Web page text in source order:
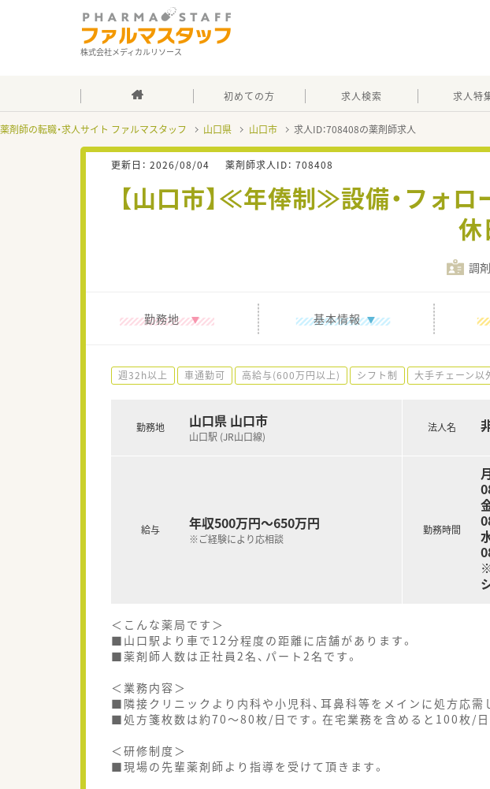
株式会社メディカルリソース
初めての方 求人検索 求人特
薬剤師の転職・求人サイト ファルマスタッフ 山口県 山口市 求人ID：708408の薬剤師求人
更新日： 2026/08/04 薬剤師求人ID： 708408
【山口市】≪年俸制≫設備・フォ
調
勤務地 基本情報
週32h以上 車通勤可 高給与(600万円以上) シフト制 大手チェーン以
勤務地 山口県 山口市
山口駅 (JR山口線)
給与 年収500万円～650万円
※ご経験により応相談
法人名
勤務時間
＜こんな薬局です＞
■山口駅より車で12分程度の距離に店舗があります。
■薬剤師人数は正社員2名、パート2名です。
＜業務内容＞
■隣接クリニックより内科や小児科、耳鼻科等をメインに処方応需
■処方箋枚数は約70～80枚/日です。在宅業務を含めると100枚/日
＜研修制度＞
■現場の先輩薬剤師より指導を受けて頂きます。